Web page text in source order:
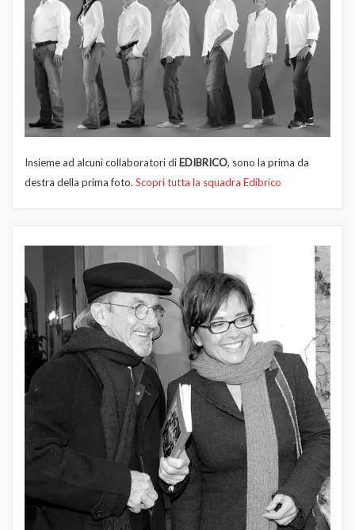
Insieme ad alcuni collaboratori di EDIBRICO, sono la prima da
destra della prima foto. Scopri tutta la squadra Edibrico